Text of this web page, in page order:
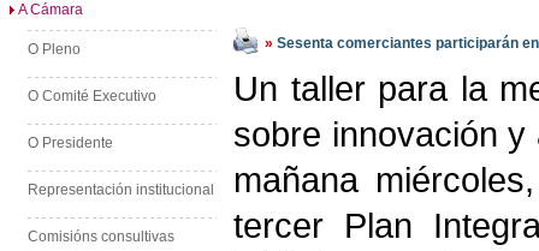
A Cámara
O Pleno
O Comité Executivo
O Presidente
Representación institucional
Comisións consultivas
» Sesenta comerciantes participarán
Un taller para la
sobre innovación
mañana
tercer Plan